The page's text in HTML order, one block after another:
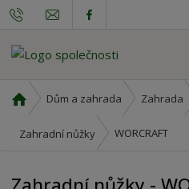
v
o
í
Dům a zahrada Zahrada
Zahradní nůžky WORCRAFT